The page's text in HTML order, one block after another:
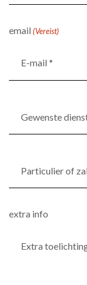
(Vereist)
email (Vereist)
diensten
*
zakelijk
(Vereist)
extra info